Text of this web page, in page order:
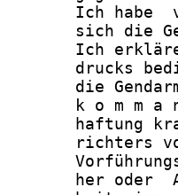
Ich habe
sich die
Ich
drucks
die
k o m m a
haftung
richters
her oder